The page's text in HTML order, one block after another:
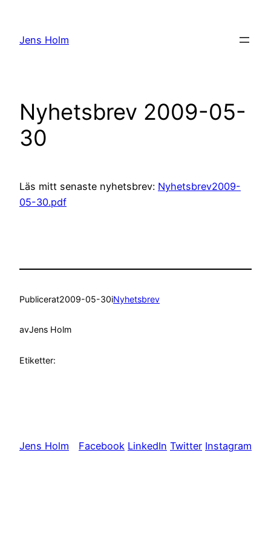
innehåll
Jens Holm
Nyhetsbrev 2009-05-
30
Läs mitt senaste nyhetsbrev: Nyhetsbrev2009-
05-30.pdf
Publicerat2009-05-30iNyhetsbrev
avJens Holm
Etiketter:
Jens Holm Facebook LinkedIn Twitter Instagram